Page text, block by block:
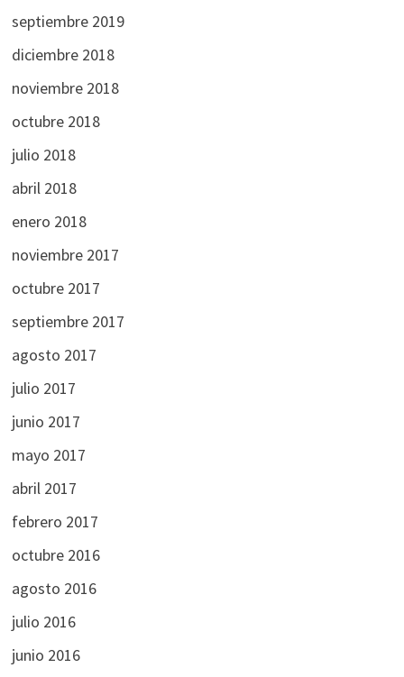
septiembre 2019
diciembre 2018
noviembre 2018
octubre 2018
julio 2018
abril 2018
enero 2018
noviembre 2017
octubre 2017
septiembre 2017
agosto 2017
julio 2017
junio 2017
mayo 2017
abril 2017
febrero 2017
octubre 2016
agosto 2016
julio 2016
junio 2016